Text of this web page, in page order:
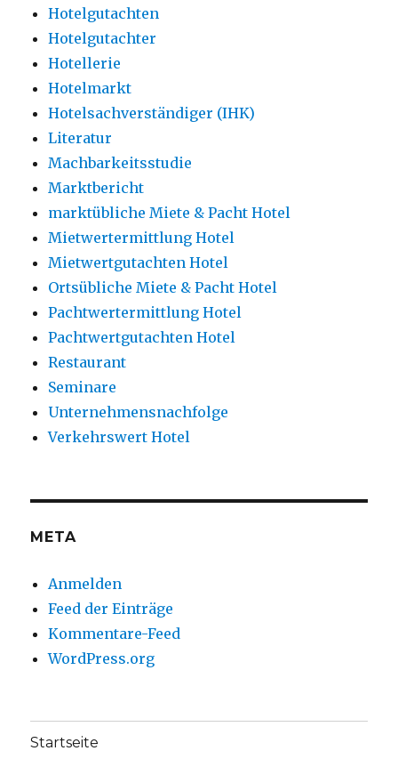
Hotelgutachten
Hotelgutachter
Hotellerie
Hotelmarkt
Hotelsachverständiger (IHK)
Literatur
Machbarkeitsstudie
Marktbericht
marktübliche Miete & Pacht Hotel
Mietwertermittlung Hotel
Mietwertgutachten Hotel
Ortsübliche Miete & Pacht Hotel
Pachtwertermittlung Hotel
Pachtwertgutachten Hotel
Restaurant
Seminare
Unternehmensnachfolge
Verkehrswert Hotel
META
Anmelden
Feed der Einträge
Kommentare-Feed
WordPress.org
Startseite